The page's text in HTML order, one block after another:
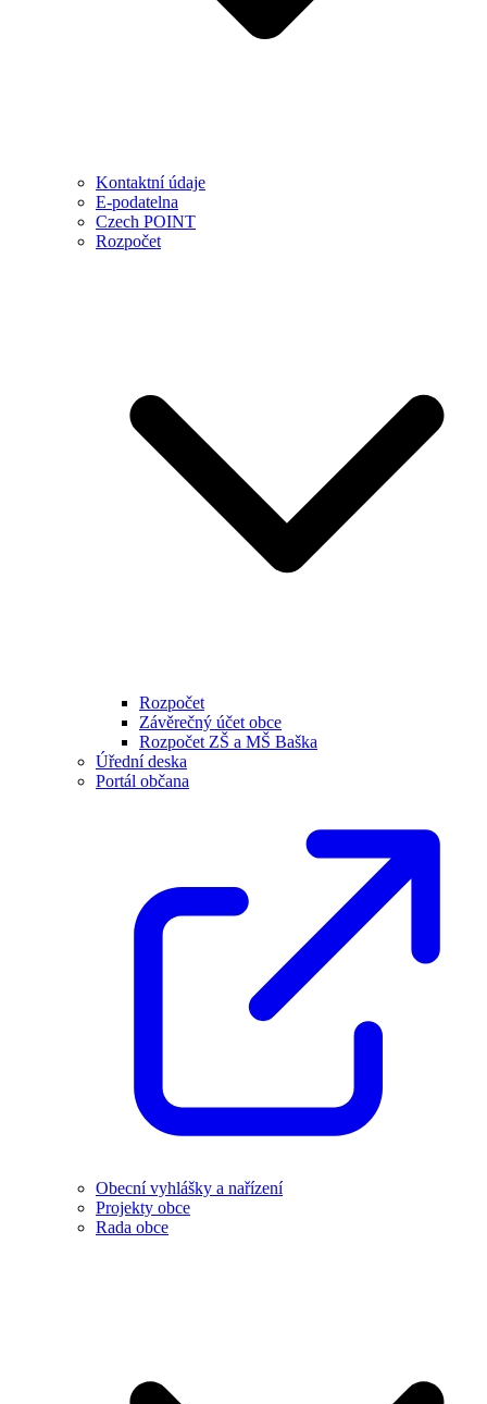
Kontaktní údaje
E-podatelna
Czech POINT
Rozpočet
Rozpočet
Závěrečný účet obce
Rozpočet ZŠ a MŠ Baška
Úřední deska
Portál občana
Obecní vyhlášky a nařízení
Projekty obce
Rada obce